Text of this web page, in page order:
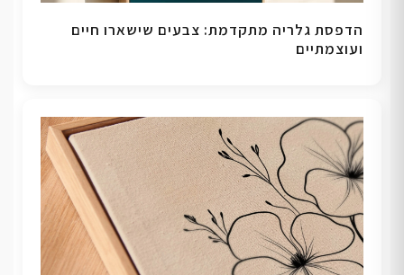
הדפסת גלריה מתקדמת: צבעים שישארו חיים
ועוצמתיים